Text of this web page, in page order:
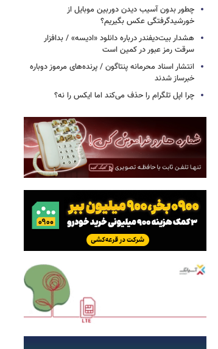
چطور بدون آسیب دیدن دوربین موبایل از
خورشیدگرفتگی عکس بگیریم؟
هشدار بیت‌دیفندر درباره دانلود «ادیسه» / بدافزار
سرقت رمز عبور در کمین است
انتشار اسناد محرمانه پنتاگون / پرنده‌های مرموز دوباره
خبرساز شدند
چرا اپل تلگرام را حذف می‌کند اما ایکس را نه؟